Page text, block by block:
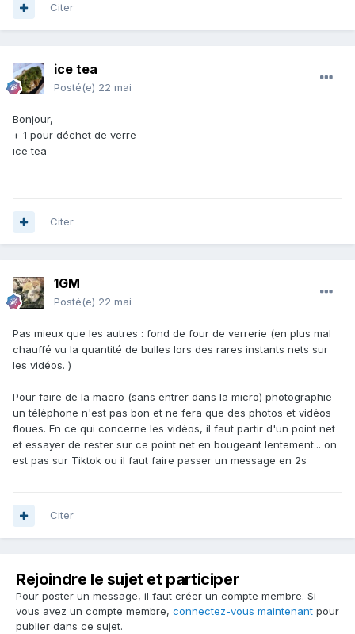
Citer
ice tea
Posté(e) 22 mai
Bonjour,
+ 1 pour déchet de verre
ice tea
Citer
1GM
Posté(e) 22 mai
Pas mieux que les autres : fond de four de verrerie (en plus mal
chauffé vu la quantité de bulles lors des rares instants nets sur
les vidéos. )
Pour faire de la macro (sans entrer dans la micro) photographie
un téléphone n'est pas bon et ne fera que des photos et vidéos
floues. En ce qui concerne les vidéos, il faut partir d'un point net
et essayer de rester sur ce point net en bougeant lentement... on
est pas sur Tiktok ou il faut faire passer un message en 2s
Citer
Rejoindre le sujet et participer
Pour poster un message, il faut créer un compte membre. Si
vous avez un compte membre, connectez-vous maintenant pour
publier dans ce sujet.